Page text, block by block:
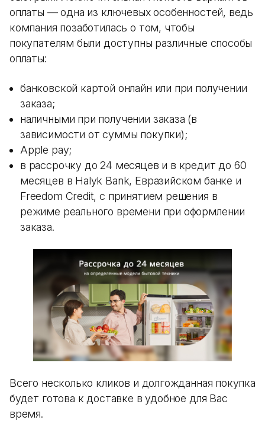
оплаты — одна из ключевых особенностей, ведь
компания позаботилась о том, чтобы
покупателям были доступны различные способы
оплаты:
банковской картой онлайн или при получении
заказа;
наличными при получении заказа (в
зависимости от суммы покупки);
Apple pay;
в рассрочку до 24 месяцев и в кредит до 60
месяцев в Halyk Bank, Евразийском банке и
Freedom Credit, с принятием решения в
режиме реального времени при оформлении
заказа.
Всего несколько кликов и долгожданная покупка
будет готова к доставке в удобное для Вас
время.